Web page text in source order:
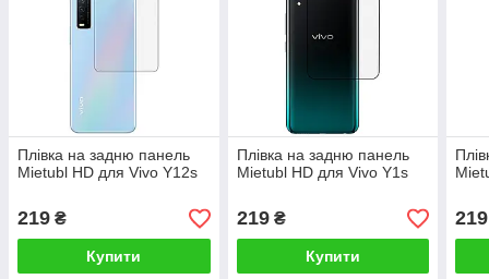
Плівка на задню панель
Mietubl HD для Vivo Y12s
219 ₴
Купити
Плівка на задню панель
Mietubl HD для Vivo Y1s
219₴
Купити
219